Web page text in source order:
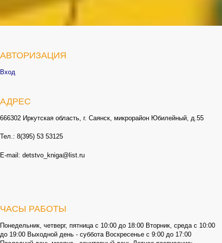
АВТОРИЗАЦИЯ
Вход
АДРЕС
666302 Иркутская область, г. Саянск, микрорайон Юбилейный, д.55
Тел.: 8(395) 53 53125
E-mail: detstvo_kniga@list.ru
ЧАСЫ РАБОТЫ
Понедельник, четверг, пятница с 10:00 до 18:00 Вторник, среда с 10:00
до 19:00 Выходной день - суббота Воскресенье с 9:00 до 17:00